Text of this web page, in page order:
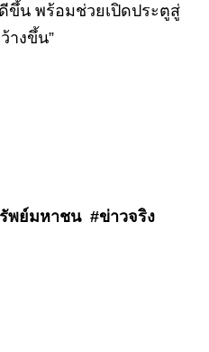
น พร้อมช่วยเปิดประตูสู่
างขึ้น”
พย์มหาชน #ข่าวจริง